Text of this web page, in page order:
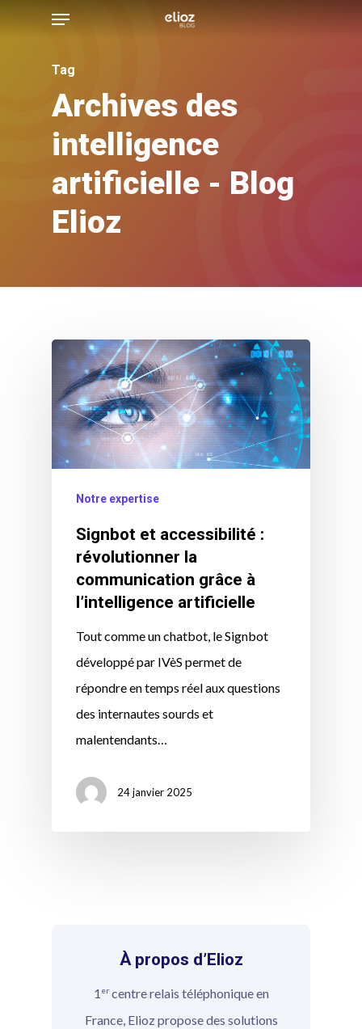
Menu
Tag
Archives des
intelligence
artificielle - Blog
Elioz
Notre expertise
Signbot et accessibilité :
révolutionner la
communication grâce à
l’intelligence artificielle
Tout comme un chatbot, le Signbot
développé par IVèS permet de
répondre en temps réel aux questions
des internautes sourds et
malentendants…
24 janvier 2025
À propos d’Elioz
1 ercentre relais téléphonique en
France, Elioz propose des solutions